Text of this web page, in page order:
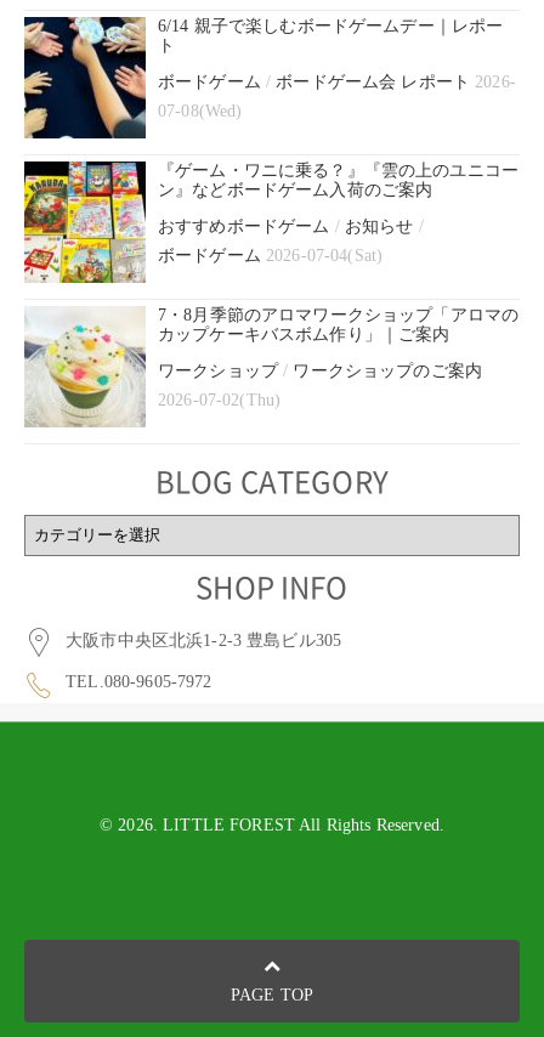
6/14 親子で楽しむボードゲームデー｜レポー
ト
ボードゲーム / ボードゲーム会 レポート 2026-
07-08(Wed)
『ゲーム・ワニに乗る？』『雲の上のユニコー
ン』などボードゲーム入荷のご案内
おすすめボードゲーム / お知らせ /
ボードゲーム 2026-07-04(Sat)
7・8月季節のアロマワークショップ「アロマの
カップケーキバスボム作り」｜ご案内
ワークショップ/ ワークショップのご案内
2026-07-02(Thu)
BLOG CATEGORY
BLOG
CATEGORY
SHOP INFO
大阪市中央区北浜1-2-3 豊島ビル305
TEL.080-9605-7972
© 2026. LITTLE FOREST All Rights Reserved.
PAGE TOP